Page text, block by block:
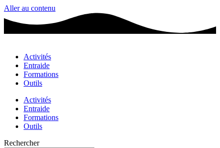
Aller au contenu
Activités
Entraide
Formations
Outils
Activités
Entraide
Formations
Outils
Rechercher